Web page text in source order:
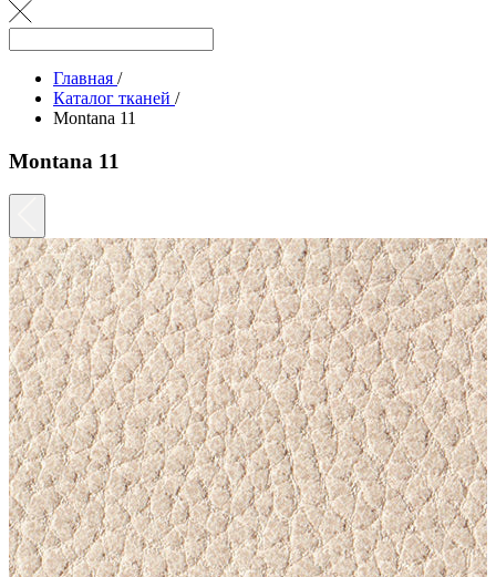
Главная /
Каталог тканей /
Montana 11
Montana 11